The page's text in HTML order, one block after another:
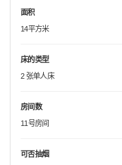
面积
14平方米
床的类型
2 张单人床
房间数
11号房间
可否抽烟